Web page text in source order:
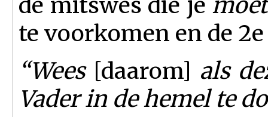
te voorkomen en de
“Wees[daarom] als
Vader in de hemel te